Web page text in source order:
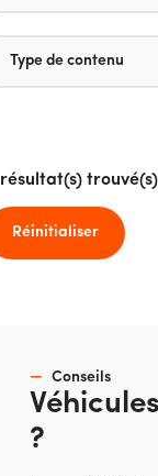
Type de contenu
résultat(s) trouvé(s)
Réinitialiser
Conseils
?